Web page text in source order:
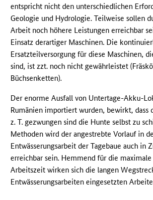
entspricht nicht den unterschiedlichen
Geologie und Hydrologie. Teilweise sollen
Arbeit noch höhere Leistungen erreichbar
Einsatz derartiger Maschinen. Die
Ersatzteilversorgung für diese Maschinen,
sind, ist zzt. noch nicht gewährleistet
Büchsenketten).
Der enorme Ausfall von Untertage-Akku-
Rumänien importiert wurden, bewirkt, dass
z. T. gezwungen sind die Hunte selbst zu
Methoden wird der angestrebte Vorlauf in
Entwässerungsarbeit der Tagebaue auch in
erreichbar sein. Hemmend für die
Arbeitszeit wirken sich die langen
Entwässerungsarbeiten eingesetzten